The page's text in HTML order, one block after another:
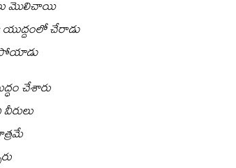
మొలిచాయి
యుద్దంలో చేరాడు
చేశారు